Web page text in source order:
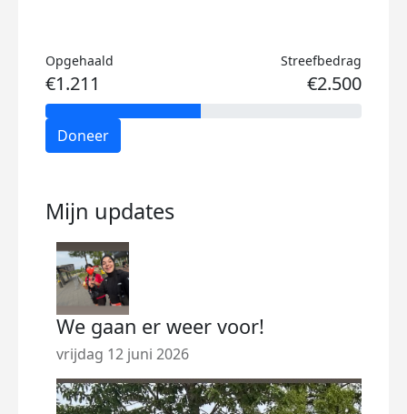
Opgehaald
€1.211
Streefbedrag
€2.500
Doneer
Mijn updates
We gaan er weer voor!
vrijdag 12 juni 2026